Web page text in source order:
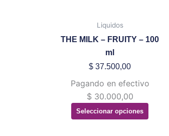
Liquidos
THE MILK – FRUITY – 100
ml
$ 37.500,00
Pagando en efectivo
$ 30.000,00
Seleccionar opciones
variantes.
Las
opciones
se
elegir
en
la